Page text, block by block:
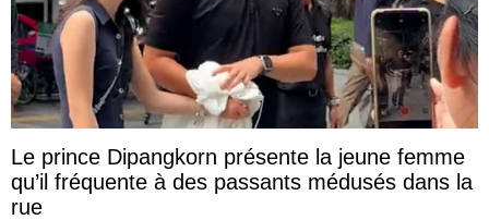
Le prince Dipangkorn présente la jeune femme
qu’il fréquente à des passants médusés dans la
rue